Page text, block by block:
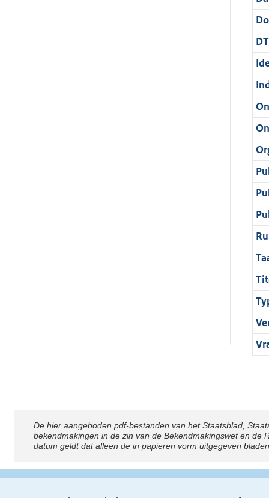
Disclaimer
De hier aangeboden pdf-bestanden van het Staatsblad,
bekendmakingen in de zin van de Bekendmakingswet en
datum geldt dat alleen de in papieren vorm uitgegeven